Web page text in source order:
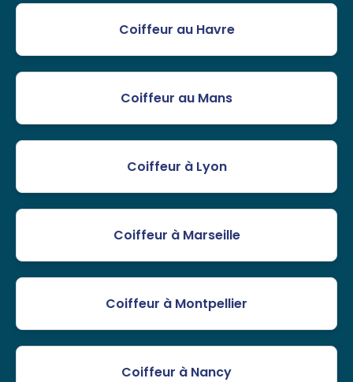
Coiffeur au Havre
Coiffeur au Mans
Coiffeur à Lyon
Coiffeur à Marseille
Coiffeur à Montpellier
Coiffeur à Nancy